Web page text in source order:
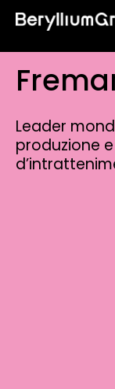
contenuto
Leader
produzione